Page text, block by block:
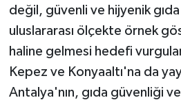
değil, güvenli ve hijyenik gıda
uluslararası ölçekte örnek
haline gelmesi hedefi
Kepez ve Konyaaltı'na da
Antalya'nın, gıda güvenliği